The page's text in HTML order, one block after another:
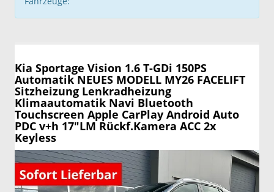
Kia Sportage Vision 1.6 T-GDi 150PS
Automatik NEUES MODELL MY26 FACELIFT
Sitzheizung Lenkradheizung
Klimaautomatik Navi Bluetooth
Touchscreen Apple CarPlay Android Auto
PDC v+h 17"LM Rückf.Kamera ACC 2x
Keyless